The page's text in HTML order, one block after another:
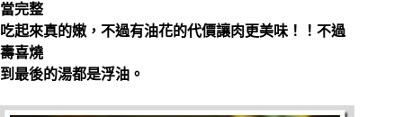
當完整
吃起來真的嫩，不過有油花的代價讓肉更美味！！不過
壽喜燒
到最後的湯都是浮油。